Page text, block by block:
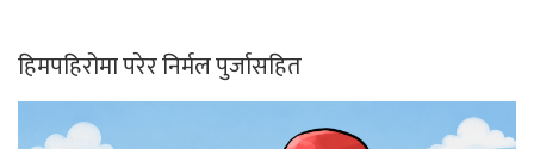
हिमपहिरोमा परेर निर्मल पुर्जासहित